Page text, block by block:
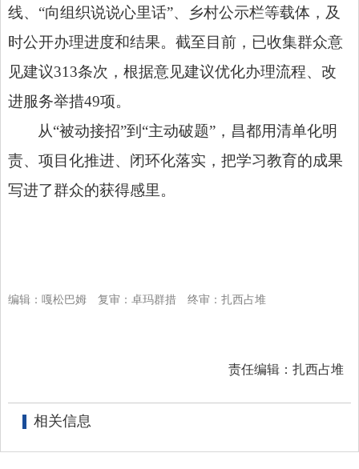
线、“向组织说说心里话”、乡村公示栏等载体，及
时公开办理进度和结果。截至目前，已收集群众意
见建议313条次，根据意见建议优化办理流程、改
进服务举措49项。
从“被动接招”到“主动破题”，昌都用清单化明
责、项目化推进、闭环化落实，把学习教育的成果
写进了群众的获得感里。
编辑：嘎松巴姆 复审：卓玛群措 终审：扎西占堆
责任编辑：扎西占堆
相关信息